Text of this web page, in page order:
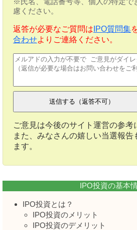
慮ください。
返答が必要なご質問は IPO質問集
合わせよりご連絡ください。
ご意見は今後のサイト運営の参考
また、みなさんの嬉しい当選報告
ます。
IPO投資の基本
IPO投資とは？
IPO投資のメリット
IPO投資のデメリット